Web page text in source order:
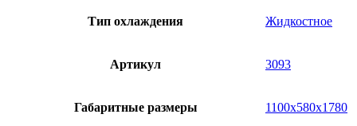
Тип охлаждения Жидкостное
Артикул 3093
Габаритные размеры 1100х580х1780